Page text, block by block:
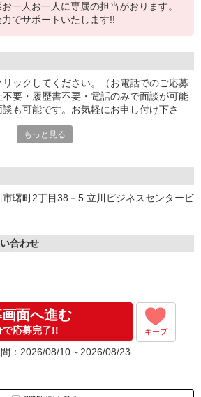
一人お一人に専属の担当がおります。
でサポートいたします!!
リックしてください。（お電話でのご応募
要・履歴書不要・電話のみで面談が可能
も可能です。お気軽にお申し付け下さ
もっと見る
市曙町2丁目38－5 立川ビジネスセンタービ
合わせ
面へ進む
で応募完了!! キープ
：2026/08/10～2026/08/23